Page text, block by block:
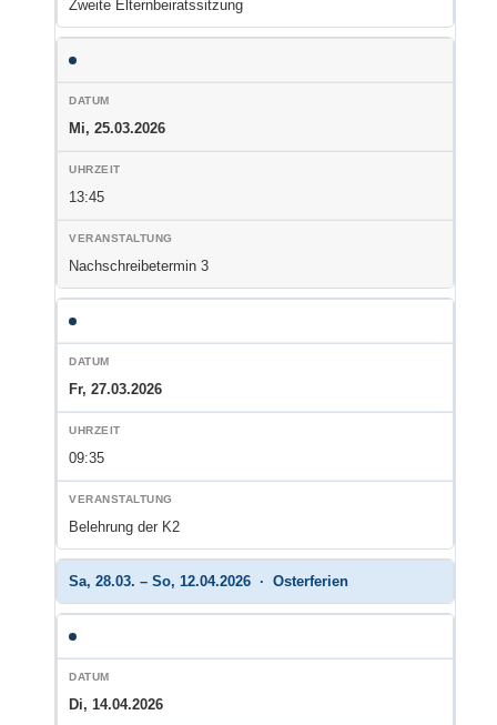
Zweite Elternbeiratssitzung
Mi, 25.03.2026
13:45
Nachschreibetermin 3
Fr, 27.03.2026
09:35
Belehrung der K2
Sa, 28.03. – So, 12.04.2026 · Osterferien
Di, 14.04.2026